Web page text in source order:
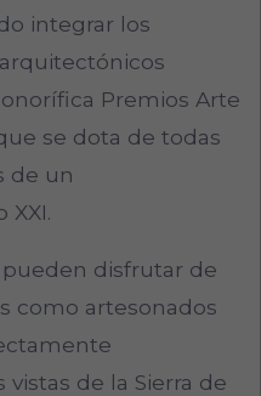
integrar los
Premios Arte
se dota de todas
de un
XXI.
disfrutar de
como artesonados
de la Sierra de